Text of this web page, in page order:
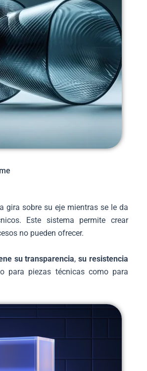
gira sobre su eje mientras se le da
Este sistema permite crear
no pueden ofrecer.
su transparencia,su resistencia
para piezas técnicas como para